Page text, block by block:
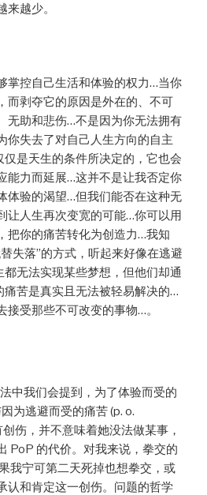
越少。
掌控自己生活和体验的权力…当你
而剥夺它的原因是外在的、不可
无助和悲伤…不是因为你无法拥有
你失去了对自己人生方向的自主
是天生的条件所决定的，它也会
能力而延展…这并不是让我否定你
体验的渴望…但我们能否在这种无
让人生再次变宽的可能…你可以用
把你的痛苦转化为创造力…我知
失落”的方式，听起来好像在逃避
无法实现某些梦想，但他们却通
苦是真实且无法被轻易解决的…
接受那些不可改变的事物…。
中我们会提到，为了体验而受的
为逃避而受的痛苦 (p. o.
伤，并不意味着她没法做某事，
PoP 的代价。对我来说，拳交的
我宁可第二天死掉也想拳交，或
认和肯定这一创伤。问题的哲学